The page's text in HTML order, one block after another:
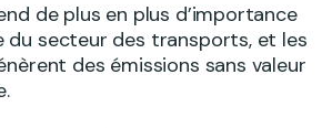
de plus en plus d’importance
du secteur des transports, et les
des émissions sans valeur